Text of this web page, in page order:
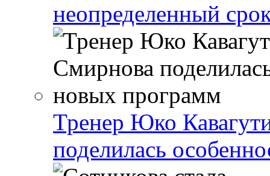
неопределенный
Тренер Юко
поделилась